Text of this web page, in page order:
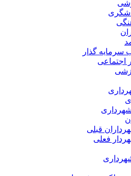
سرمایه گذار
اجتماعی
قبلی
فعلی